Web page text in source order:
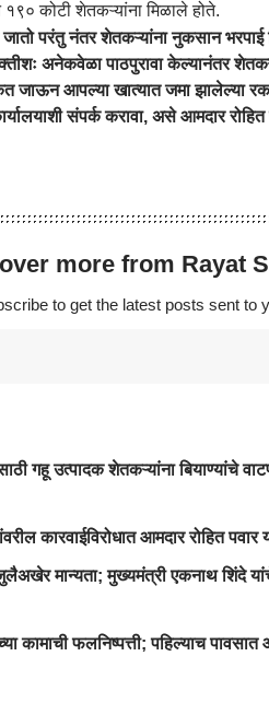
कोटी शेतकऱ्यांना मिळाले होते.
जातो परंतु नंतर शेतकऱ्यांना नुकसान
अनेकवेळा पाठपुरावा केल्यानंतर
जाऊन आपल्या खात्यात जमा झालेल्या
संपर्क करावा, असे आमदार रोहित
more from Rayat
to get the latest posts sent to
गहू उत्पादक शेतकऱ्यांना बियाण्यांचे वाटप;
कारवाईविरोधात आमदार रोहित
मान्यता; मुख्यमंत्री एकनाथ शिंदे
कामाची फलनिष्पत्ती; पहिल्याच